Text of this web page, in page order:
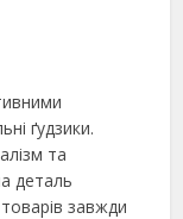
ґудзики.
та
деталь
завжди